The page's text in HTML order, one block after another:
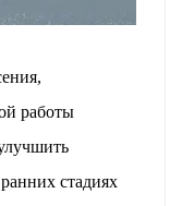
работы
стадиях